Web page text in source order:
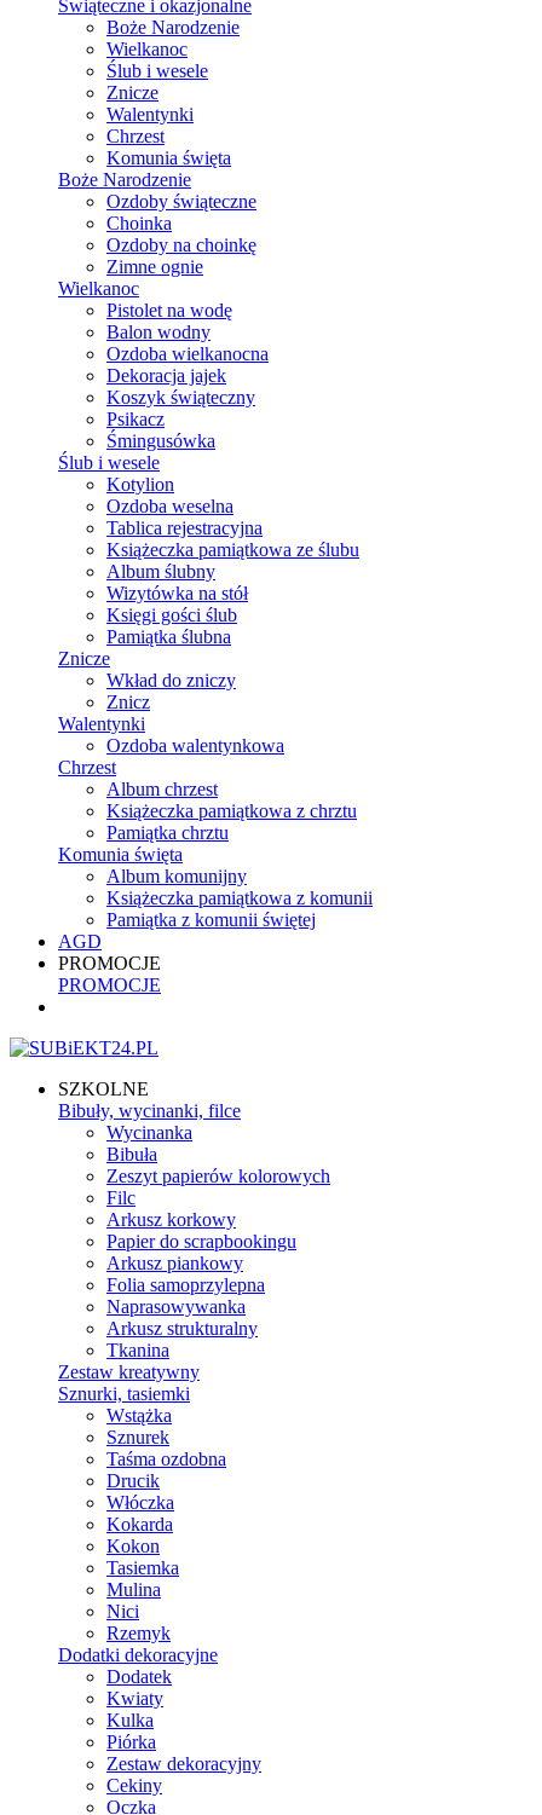
Świąteczne i okazjonalne
Boże Narodzenie
Wielkanoc
Ślub i wesele
Znicze
Walentynki
Chrzest
Komunia święta
Boże Narodzenie
Ozdoby świąteczne
Choinka
Ozdoby na choinkę
Zimne ognie
Wielkanoc
Pistolet na wodę
Balon wodny
Ozdoba wielkanocna
Dekoracja jajek
Koszyk świąteczny
Psikacz
Śmingusówka
Ślub i wesele
Kotylion
Ozdoba weselna
Tablica rejestracyjna
Książeczka pamiątkowa ze ślubu
Album ślubny
Wizytówka na stół
Księgi gości ślub
Pamiątka ślubna
Znicze
Wkład do zniczy
Znicz
Walentynki
Ozdoba walentynkowa
Chrzest
Album chrzest
Książeczka pamiątkowa z chrztu
Pamiątka chrztu
Komunia święta
Album komunijny
Książeczka pamiątkowa z komunii
Pamiątka z komunii świętej
AGD
PROMOCJE
PROMOCJE
SZKOLNE
Bibuły, wycinanki, filce
Wycinanka
Bibuła
Zeszyt papierów kolorowych
Filc
Arkusz korkowy
Papier do scrapbookingu
Arkusz piankowy
Folia samoprzylepna
Naprasowywanka
Arkusz strukturalny
Tkanina
Zestaw kreatywny
Sznurki, tasiemki
Wstążka
Sznurek
Taśma ozdobna
Drucik
Włóczka
Kokarda
Kokon
Tasiemka
Mulina
Nici
Rzemyk
Dodatki dekoracyjne
Dodatek
Kwiaty
Kulka
Piórka
Zestaw dekoracyjny
Cekiny
Oczka